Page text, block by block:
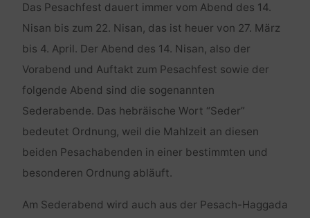
Das Pesachfest dauert immer vom Abend des 14.
Nisan bis zum 22. Nisan, das ist heuer von 27. März
bis 4. April. Der Abend des 14. Nisan, also der
Vorabend und Auftakt zum Pesachfest sowie der
folgende Abend sind die sogenannten
Sederabende. Das hebräische Wort “Seder”
bedeutet Ordnung, weil die Mahlzeit an diesen
beiden Pesachabenden in einer bestimmten und
besonderen Ordnung abläuft.
Am Sederabend wird auch aus der Pesach-Haggada